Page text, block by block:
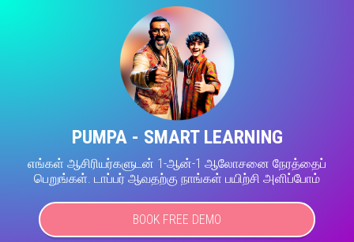
PUMPA - SMART LEARNING
எங்கள் ஆசிரியர்களுடன் 1-ஆன்-1 ஆலோசனை நேரத்தைப்
பெறுங்கள். டாப்பர் ஆவதற்கு நாங்கள் பயிற்சி அளிப்போம்
BOOK FREE DEMO